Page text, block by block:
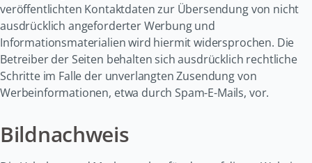
veröffentlichten Kontaktdaten zur Übersendung von nicht
ausdrücklich angeforderter Werbung und
Informationsmaterialien wird hiermit widersprochen. Die
Betreiber der Seiten behalten sich ausdrücklich rechtliche
Schritte im Falle der unverlangten Zusendung von
Werbeinformationen, etwa durch Spam-E-Mails, vor.
Bildnachweis